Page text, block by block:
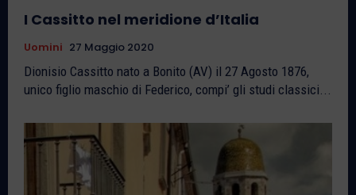
I Cassitto nel meridione d’Italia
Uomini 27 Maggio 2020
Dionisio Cassitto nato a Bonito (AV) il 27 Agosto 1876,
unico figlio maschio di Federico, compi’ gli studi classici...